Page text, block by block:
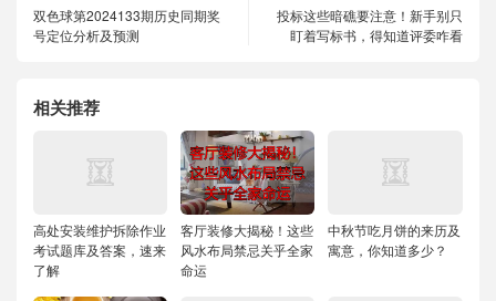
双色球第2024133期历史同期奖
号定位分析及预测
投标这些暗礁要注意！新手别只
盯着写标书，得知道评委咋看
相关推荐
高处安装维护拆除作业
考试题库及答案，速来
了解
客厅装修大揭秘！这些
风水布局禁忌关乎全家
命运
中秋节吃月饼的来历及
寓意，你知道多少？